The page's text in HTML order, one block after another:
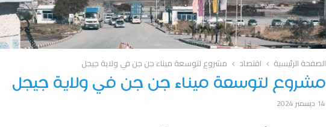
الصفحة الرئيسية اقتصاد مشروع لتوسعة ميناء جن جن في ولاية جيجل
مشروع لتوسعة ميناء جن جن في ولاية جيجل
14 ديسمبر 2024